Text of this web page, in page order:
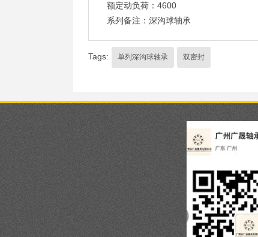
额定动负荷：4600
系列备注：深沟球轴承
Tags: 单列深沟球轴承 双密封